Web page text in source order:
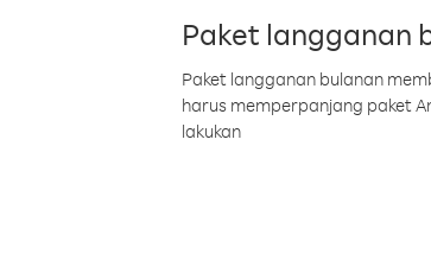
Paket langganan
Paket langganan bulanan
harus memperpanjang paket
lakukan